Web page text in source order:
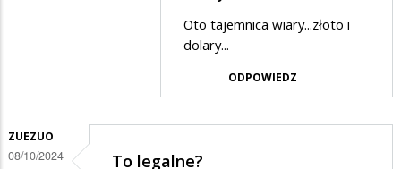
odpowiedzi
To
Oto tajemnica wiary...złoto i
dolary...
ODPOWIEDZ
ZUEZUO
08/10/2024 To legalne?